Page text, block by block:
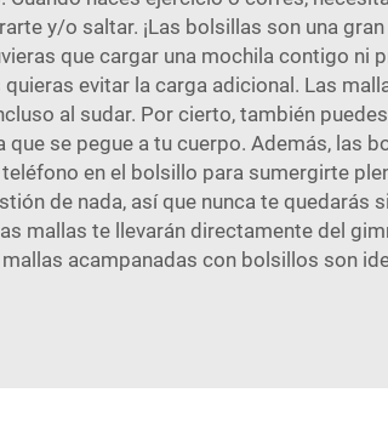
y/o saltar. ¡Las bolsillas son una gran
que cargar una mochila contigo ni
evitar la carga adicional. Las
al sudar. Por cierto, también
se pegue a tu cuerpo. Además, las
en el bolsillo para sumergirte
de nada, así que nunca te quedarás
mallas te llevarán directamente del
acampanadas con bolsillos son